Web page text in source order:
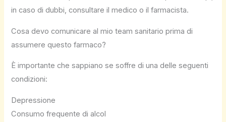
in caso di dubbi, consultare il medico o il farmacista.
Cosa devo comunicare al mio team sanitario prima di
assumere questo farmaco?
È importante che sappiano se soffre di una delle seguenti
condizioni:
Depressione
Consumo frequente di alcol